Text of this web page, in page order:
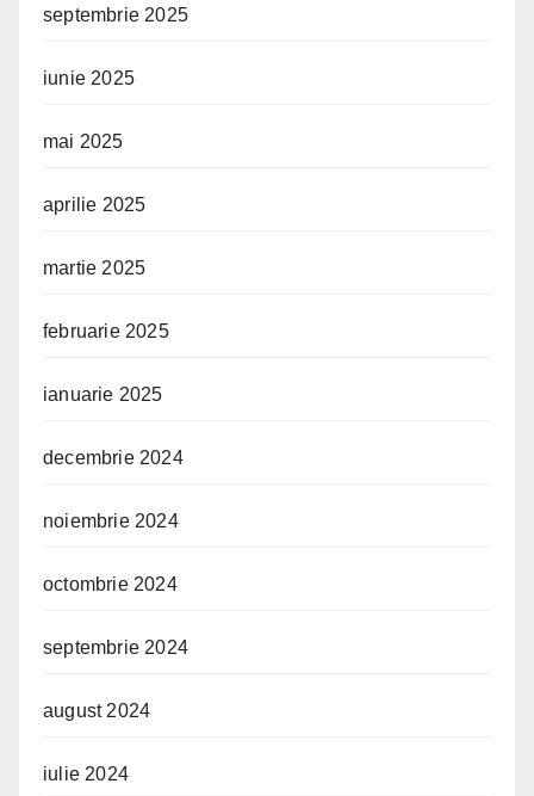
septembrie 2025
iunie 2025
mai 2025
aprilie 2025
martie 2025
februarie 2025
ianuarie 2025
decembrie 2024
noiembrie 2024
octombrie 2024
septembrie 2024
august 2024
iulie 2024